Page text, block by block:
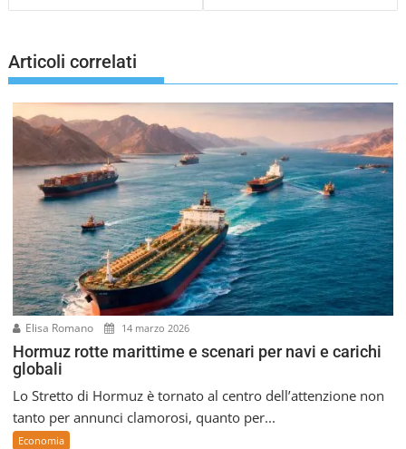
i
a
z
o
a
i
c
o
l
i
Articoli correlati
Elisa Romano 14 marzo 2026
Hormuz rotte marittime e scenari per navi e carichi
globali
Lo Stretto di Hormuz è tornato al centro dell’attenzione non
tanto per annunci clamorosi, quanto per...
Economia